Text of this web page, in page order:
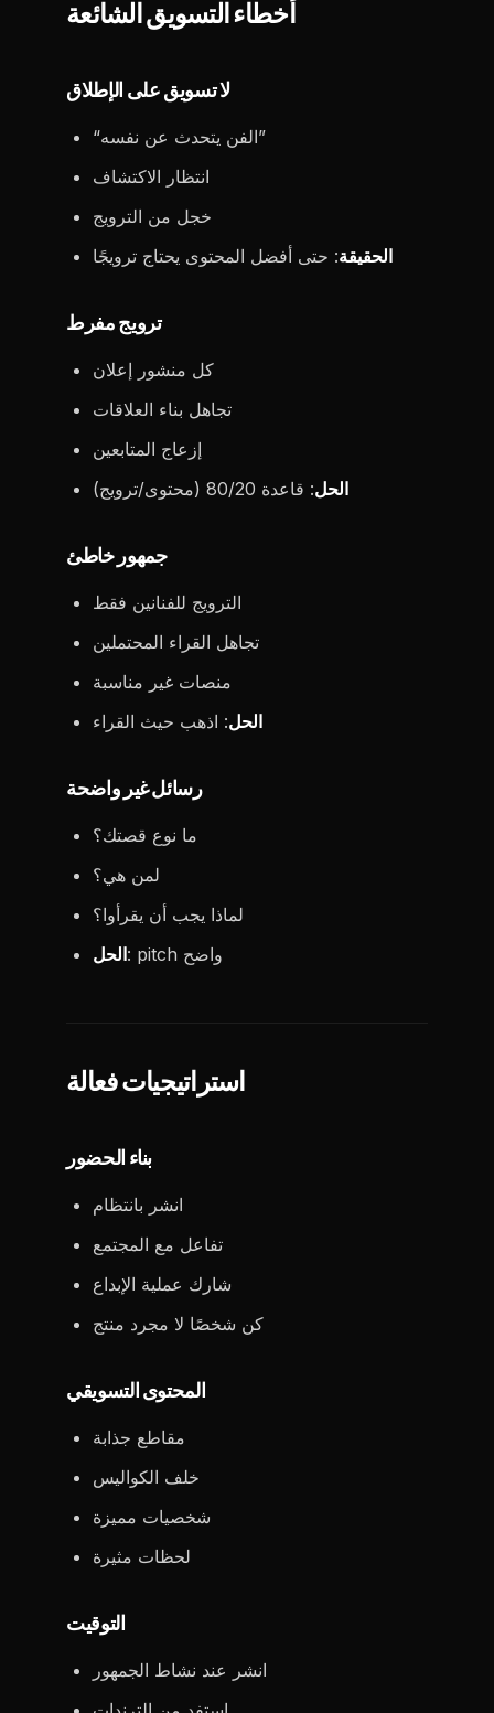
أخطاء التسويق الشائعة
لا تسويق على الإطلاق
“الفن يتحدث عن نفسه”
انتظار الاكتشاف
خجل من الترويج
الحقيقة: حتى أفضل المحتوى يحتاج ترويجًا
ترويج مفرط
كل منشور إعلان
تجاهل بناء العلاقات
إزعاج المتابعين
الحل: قاعدة 80/20 (محتوى/ترويج)
جمهور خاطئ
الترويج للفنانين فقط
تجاهل القراء المحتملين
منصات غير مناسبة
الحل: اذهب حيث القراء
رسائل غير واضحة
ما نوع قصتك؟
لمن هي؟
لماذا يجب أن يقرأوا؟
الحل
: pitch واضح
استراتيجيات فعالة
بناء الحضور
انشر بانتظام
تفاعل مع المجتمع
شارك عملية الإبداع
كن شخصًا لا مجرد منتج
المحتوى التسويقي
مقاطع جذابة
خلف الكواليس
شخصيات مميزة
لحظات مثيرة
التوقيت
انشر عند نشاط الجمهور